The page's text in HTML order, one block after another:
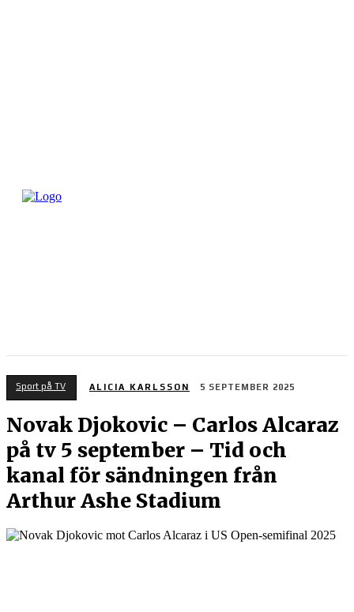
Sport på TV ALICIA KARLSSON 5 SEPTEMBER 2025
Novak Djokovic – Carlos Alcaraz
på tv 5 september – Tid och
kanal för sändningen från
Arthur Ashe Stadium